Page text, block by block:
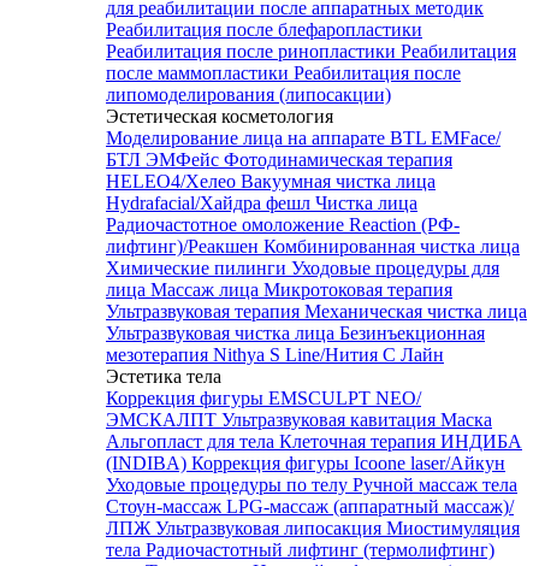
для реабилитации после аппаратных методик
Реабилитация после блефаропластики
Реабилитация после ринопластики Реабилитация
после маммопластики Реабилитация после
липомоделирования (липосакции)
Эстетическая косметология
Моделирование лица на аппарате BTL EMFace/
БТЛ ЭМФейс Фотодинамическая терапия
HELEO4/Хелео Вакуумная чистка лица
Hydrafacial/Хайдра фешл Чистка лица
Радиочастотное омоложение Reaction (РФ-
лифтинг)/Реакшен Комбинированная чистка лица
Химические пилинги Уходовые процедуры для
лица Массаж лица Микротоковая терапия
Ультразвуковая терапия Механическая чистка лица
Ультразвуковая чистка лица Безинъекционная
мезотерапия Nithya S Line/Нития С Лайн
Эстетика тела
Коррекция фигуры EMSCULPT NEO/
ЭМСКАЛПТ Ультразвуковая кавитация Маска
Альгопласт для тела Клеточная терапия ИНДИБА
(INDIBA) Коррекция фигуры Icoone laser/Айкун
Уходовые процедуры по телу Ручной массаж тела
Стоун-массаж LPG-массаж (аппаратный массаж)/
ЛПЖ Ультразвуковая липосакция Миостимуляция
тела Радиочастотный лифтинг (термолифтинг)